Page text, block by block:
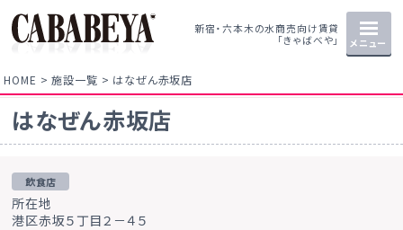
新宿・六本木の水商売向け賃貸
「きゃばべや」
メニュー
HOME 施設一覧 はなぜん赤坂店
はなぜん赤坂店
飲食店
所在地
港区赤坂５丁目２－４５